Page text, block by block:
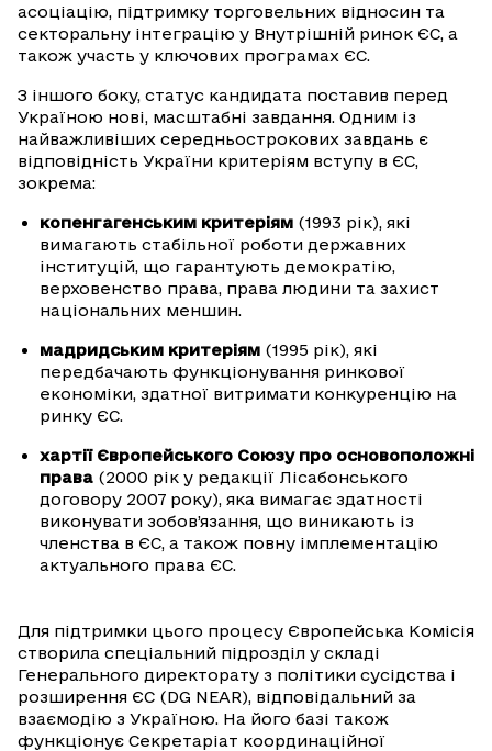
асоціацію, підтримку торговельних відносин та
секторальну інтеграцію у Внутрішній ринок ЄС, а
також участь у ключових програмах ЄС.
З іншого боку, статус кандидата поставив перед
Україною нові, масштабні завдання. Одним із
найважливіших середньострокових завдань є
відповідність України критеріям вступу в ЄС,
зокрема:
копенгагенським критеріям (1993 рік), які
вимагають стабільної роботи державних
інституцій, що гарантують демократію,
верховенство права, права людини та захист
національних меншин.
мадридським критеріям (1995 рік), які
передбачають функціонування ринкової
економіки, здатної витримати конкуренцію на
ринку ЄС.
хартії Європейського Союзу про основоположні
права (2000 рік у редакції Лісабонського
договору 2007 року), яка вимагає здатності
виконувати зобов’язання, що виникають із
членства в ЄС, а також повну імплементацію
актуального права ЄС.
Для підтримки цього процесу Європейська Комісія
створила спеціальний підрозділ у складі
Генерального директорату з політики сусідства і
розширення ЄС (DG NEAR), відповідальний за
взаємодію з Україною. На його базі також
функціонує Секретаріат координаційної